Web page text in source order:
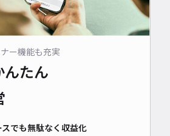
ー機能も充実
んたん
でも無駄なく収益化